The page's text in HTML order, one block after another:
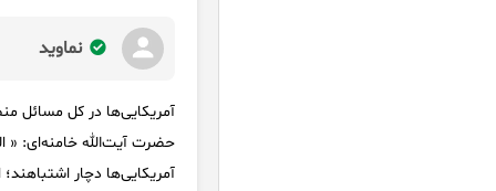
نماوید
آمریکایی‌ها در کل مسائل
حضرت آیت‌الله خامنه‌ای: «
آمریکایی‌ها دچار